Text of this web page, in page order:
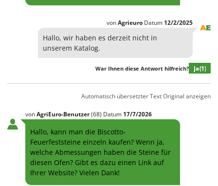
Spiralmac
Spyro
Stanley
T
Tecla
TecnoGen
Tellarini Pompe
Telwin
Tenco
vonAgrieuro Datum 12/2/2025
Hallo, wir haben es derzeit nicht in
unserem Katalog.
War Ihnen diese Antwort hilfreich? Ja(1)
Automatisch übersetzter TextOriginal anzeigen
vonAgriEuro-Benutzer(68) Datum 17/7/2026
Hallo, kann man die Biscotto-
Feuerfeststeine einzeln kaufen? Wenn ja,
welche Abmessungen haben die Steine für
diesen Ofen? Gibt es dazu einen Link auf
Ihrer Website? Vielen Dank!